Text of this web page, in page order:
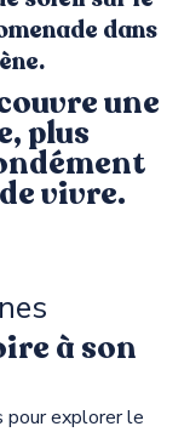
dans
une
plus
vivre.
aux
à son
pour explorer le